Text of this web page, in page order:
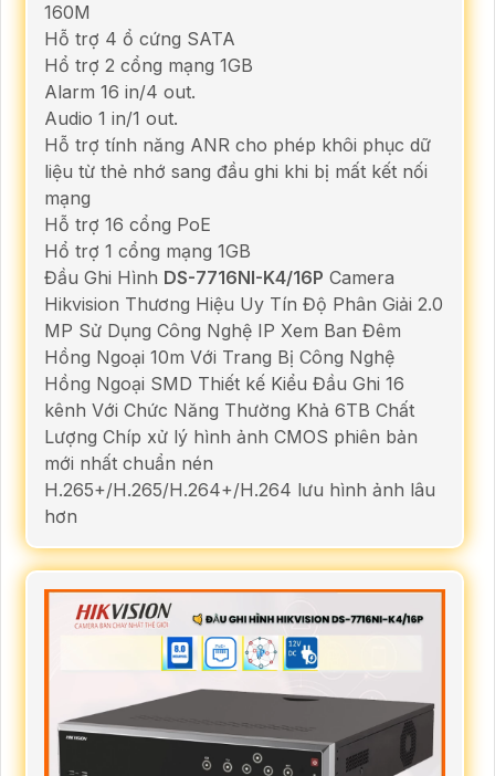
160M
Hỗ trợ 4 ổ cứng SATA
Hổ trợ 2 cổng mạng 1GB
Alarm 16 in/4 out.
Audio 1 in/1 out.
Hỗ trợ tính năng ANR cho phép khôi phục dữ
liệu từ thẻ nhớ sang đầu ghi khi bị mất kết nối
mạng
Hỗ trợ 16 cổng PoE
Hổ trợ 1 cổng mạng 1GB
Đầu Ghi Hình DS-7716NI-K4/16P Camera
Hikvision Thương Hiệu Uy Tín Độ Phân Giải 2.0
MP Sử Dụng Công Nghệ IP Xem Ban Đêm
Hồng Ngoại 10m Với Trang Bị Công Nghệ
Hồng Ngoại SMD Thiết kế Kiểu Đầu Ghi 16
kênh Với Chức Năng Thường Khả 6TB Chất
Lượng Chíp xử lý hình ảnh CMOS phiên bản
mới nhất chuẩn nén
H.265+/H.265/H.264+/H.264 lưu hình ảnh lâu
hơn